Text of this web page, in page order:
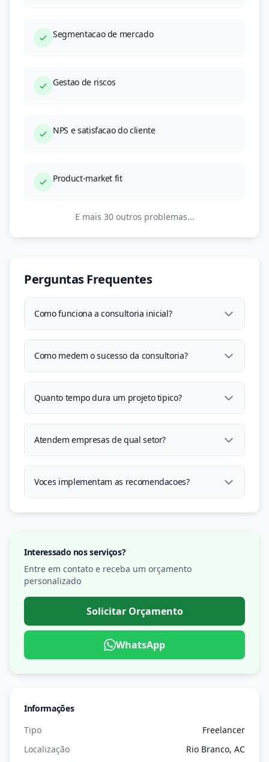
Segmentacao de mercado
Gestao de riscos
NPS e satisfacao do cliente
Product-market fit
E mais 30 outros problemas...
Perguntas Frequentes
Como funciona a consultoria inicial?
Como medem o sucesso da consultoria?
Quanto tempo dura um projeto tipico?
Atendem empresas de qual setor?
Voces implementam as recomendacoes?
Interessado nos serviços?
Entre em contato e receba um orçamento
personalizado
Solicitar Orçamento
WhatsApp
Informações
Tipo
Freelancer
Localização
Rio Branco, AC